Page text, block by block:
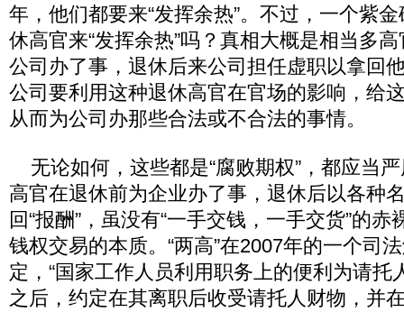
年，他们都要来“发挥余热”。不过，一个紫
休高官来“发挥余热”吗？真相大概是相当多
公司办了事，退休后来公司担任虚职以拿回
公司要利用这种退休高官在官场的影响，给
从而为公司办那些合法或不合法的事情。
无论如何，这些都是“腐败期权”，都应当
高官在退休前为企业办了事，退休后以各种
回“报酬”，虽没有“一手交钱，一手交货”的
钱权交易的本质。“两高”在2007年的一个司
定，“国家工作人员利用职务上的便利为请托
之后，约定在其离职后收受请托人财物，并